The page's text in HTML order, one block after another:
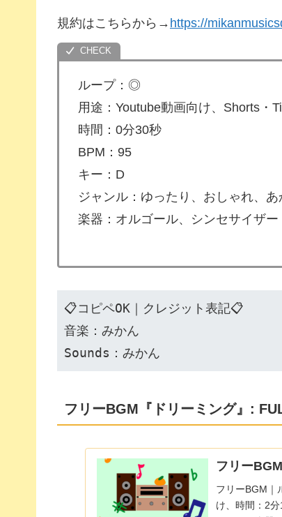
規約はこちらから→ https://
ループ：◎
用途：Youtube動画向け、Shorts・
時間：0分30秒
BPM：95
キー：D
ジャンル：ゆったり、おしゃれ、あ
楽器：オルゴール、シンセサイザー
📋コピペOK｜クレジット表記📋
音楽：みかん
Sounds：みかん
フリーBGM『ドリーミング』:
フリー
フリーBGM｜
け、時間：2